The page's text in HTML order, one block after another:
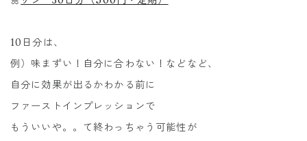
10日分は、
例）味まずい！自分に合わない！などなど、
自分に効果が出るかわかる前に
ファーストインプレッションで
もういいや。。て終わっちゃう可能性が